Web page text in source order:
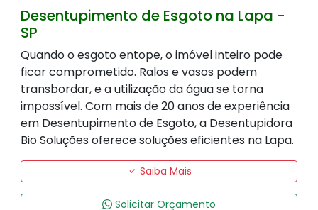
Desentupimento de Esgoto na Lapa -
SP
Quando o esgoto entope, o imóvel inteiro pode
ficar comprometido. Ralos e vasos podem
transbordar, e a utilização da água se torna
impossível. Com mais de 20 anos de experiência
em Desentupimento de Esgoto, a Desentupidora
Bio Soluções oferece soluções eficientes na Lapa.
Saiba Mais
Solicitar Orçamento